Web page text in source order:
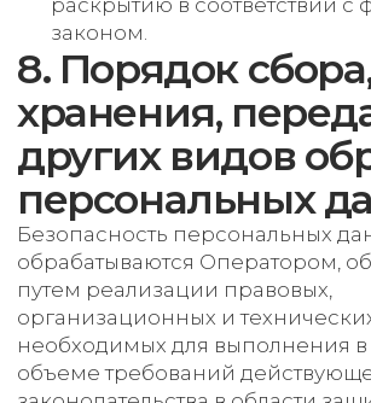
данные без согласия субъекта
персональных данных, если иное
не предусмотрено федеральным законом.
12. Заключительные
положения
12.1. Пользователь может получить любые
разъяснения по интересующим вопросам,
касающимся обработки его персональных
данных, обратившись к Оператору с помощью
электронной почты info@polytechnica.ru.
12.2. В данном документе будут отражены
любые изменения политики обработки
персональных данных Оператором. Политика
действует бессрочно до замены ее новой
версией.
12.3. Актуальная версия Политики
в свободном доступе расположена в сети
Интернет
по адресу https://polytechnica.ru/policy.